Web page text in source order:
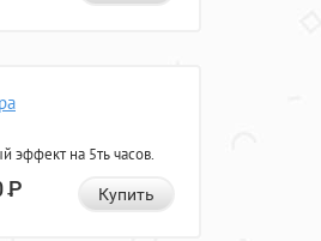
эффект на 5ть часов.
Р Купить